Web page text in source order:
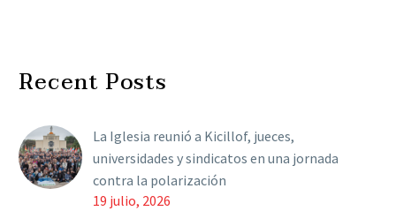
Recent Posts
La Iglesia reunió a Kicillof, jueces,
universidades y sindicatos en una jornada
contra la polarización
19 julio, 2026